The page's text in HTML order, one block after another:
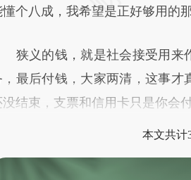
个八成，我希望是正好够用的那
义的钱，就是社会接受用来
，最后付钱，大家两清，这事
没结束，支票和信用卡只是你会
本文共计